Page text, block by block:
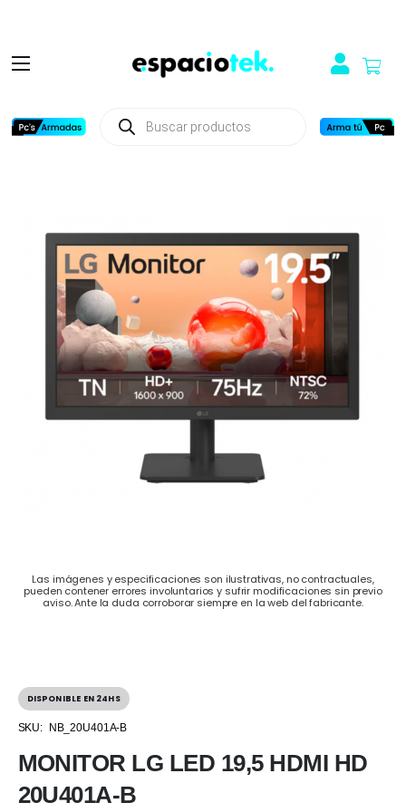
productos
Las imágenes y especificaciones son ilustrativas, no contractuales,
pueden contener errores involuntarios y sufrir modificaciones sin previo
aviso. Ante la duda corroborar siempre en la web del fabricante.
DISPONIBLE EN 24HS
SKU: NB_20U401A-B
MONITOR LG LED 19,5 HDMI HD
20U401A-B